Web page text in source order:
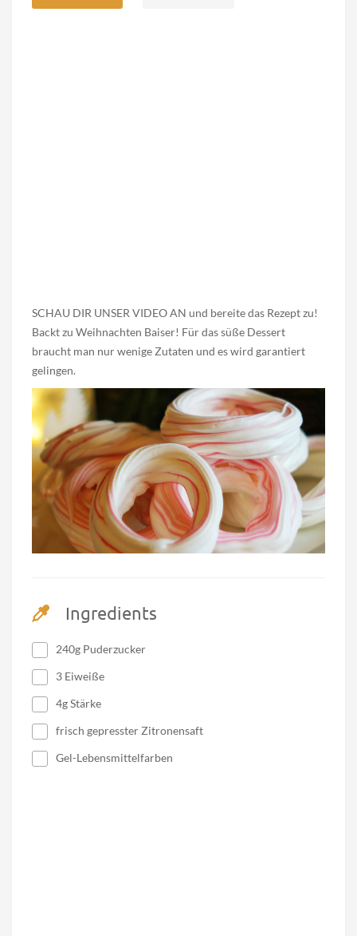
SCHAU DIR UNSER VIDEO AN und bereite das Rezept zu!
Backt zu Weihnachten Baiser! Für das süße Dessert
braucht man nur wenige Zutaten und es wird garantiert
gelingen.
Ingredients
240g Puderzucker
3 Eiweiße
4g Stärke
frisch gepresster Zitronensaft
Gel-Lebensmittelfarben